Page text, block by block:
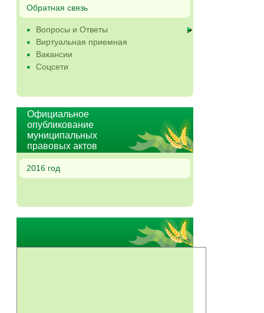
Обратная связь
Вопросы и Ответы
Виртуальная приемная
Вакансии
Соцсети
Официальное
опубликование
муниципальных
правовых актов
2016 год